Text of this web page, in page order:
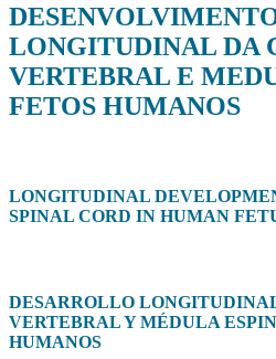
LONGITUDINAL DA
VERTEBRAL E
FETOS HUMANOS
LONGITUDINAL
SPINAL CORD IN HUMAN
DESARROLLO
VERTEBRAL Y MÉDULA
HUMANOS